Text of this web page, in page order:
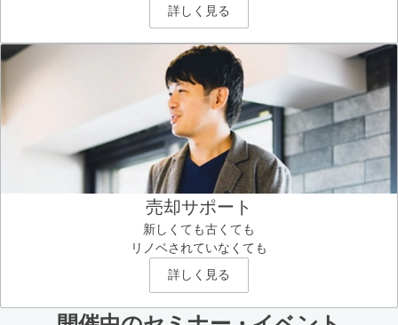
詳しく見る
売却サポート
新しくても古くても
リノベされていなくても
詳しく見る